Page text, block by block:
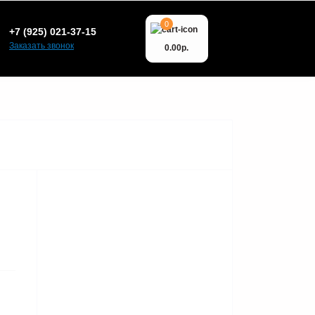
+7 (925) 021-37-15
Заказать звонок
0
0.00р.